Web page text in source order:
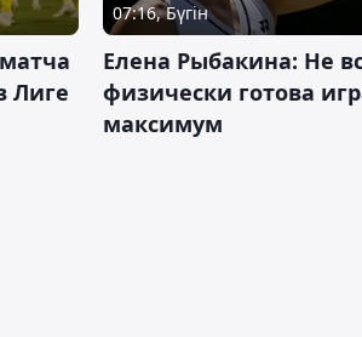
Лиге
07:16, Бүгін
Елена Рыбакина: Не
физически готова
максимум